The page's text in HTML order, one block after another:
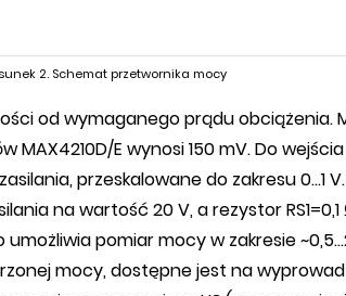
2. Schemat przetwornika mocy
od wymaganego prądu obciążenia.
MAX4210D/E wynosi 150 mV. Do
przeskalowane do zakresu 0...1
na wartość 20 V, a rezystor
pomiar mocy w zakresie
mocy, dostępne jest na